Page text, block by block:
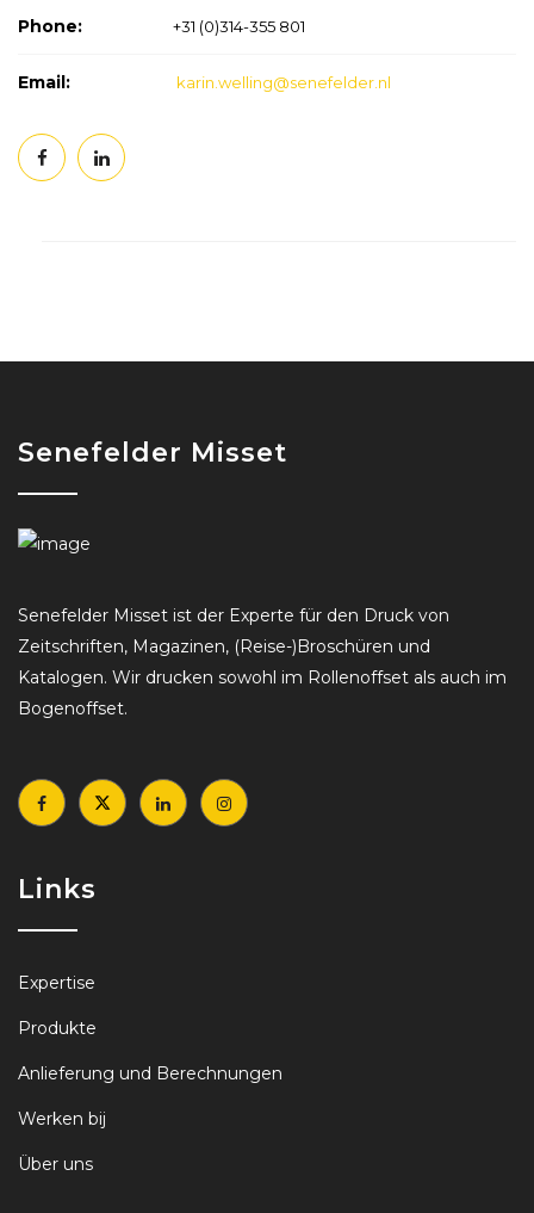
Phone: +31 (0)314-355 801
Email: karin.welling@senefelder.nl
Senefelder Misset
Senefelder Misset ist der Experte für den Druck von
Zeitschriften, Magazinen, (Reise-)Broschüren und
Katalogen. Wir drucken sowohl im Rollenoffset als auch im
Bogenoffset.
Links
Expertise
Produkte
Anlieferung und Berechnungen
Werken bij
Über uns